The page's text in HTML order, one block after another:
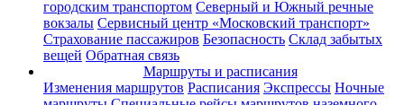
городским транспортом Северный и Южный речные
вокзалы Сервисный центр «Московский транспорт»
Страхование пассажиров Безопасность Склад забытых
вещей Обратная связь
Маршруты и расписания
Изменения маршрутов Расписания Экспрессы Ночные